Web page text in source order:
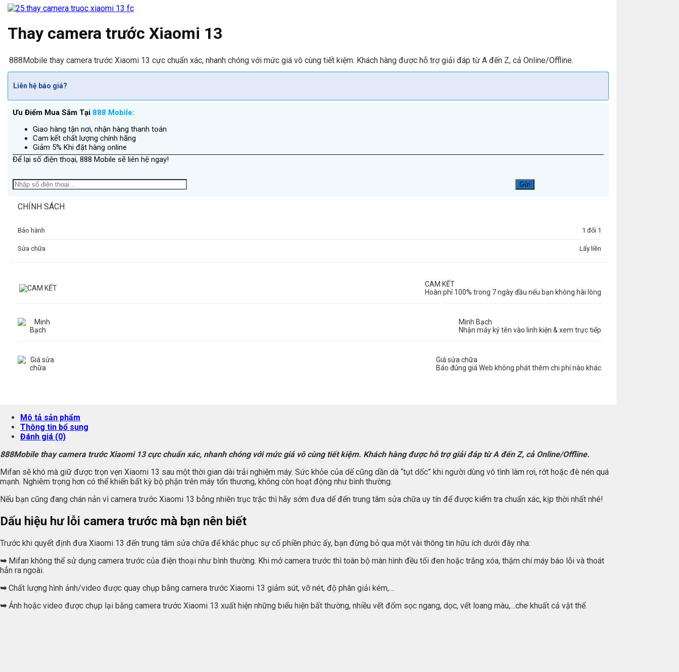
Thay camera trước Xiaomi 13
888Mobile thay camera trước Xiaomi 13 cực chuẩn xác, nhanh chóng với mức giá vô cùng tiết kiệm. Khách hàng được hỗ trợ giải đáp từ A đến Z, cả Online/Offline.
Liên hệ báo giá?
Ưu Điểm Mua Sắm Tại 888 Mobile:
Giao hàng tận nơi, nhận hàng thanh toán
Cam kết chất lượng chính hãng
Giảm 5% Khi đặt hàng online
Để lại số điện thoại, 888 Mobile sẽ liên hệ ngay!
CHÍNH SÁCH
Bảo hành 1 đổi 1
Sửa chữa Lấy liền
CAM KẾT
Hoàn phí 100% trong 7 ngày đầu nếu bạn không hài lòng
Minh Bạch
Nhận máy ký tên vào linh kiện & xem trực tiếp
Giá sửa chữa
Báo đúng giá Web không phát thêm chi phí nào khác
Mô tả sản phẩm
Thông tin bổ sung
Đánh giá (0)
888Mobile thay camera trước Xiaomi 13 cực chuẩn xác, nhanh chóng với mức giá vô cùng tiết kiệm. Khách hàng được hỗ trợ giải đáp từ A đến Z, cả Online/Offline.
Mifan sẽ khó mà giữ được trọn vẹn Xiaomi 13 sau một thời gian dài trải nghiệm máy. Sức khỏe của dế cũng dần dà “tụt dốc” khi người dùng vô tình làm rơi, rớt hoặc đè nén quá
mạnh. Nghiêm trọng hơn có thể khiến bất kỳ bộ phận trên máy tổn thương, không còn hoạt động như bình thường.
Nếu bạn cũng đang chán nản vì camera trước Xiaomi 13 bỗng nhiên trục trặc thì hãy sớm đưa dế đến trung tâm sửa chữa uy tín để được kiểm tra chuẩn xác, kịp thời nhất nhé!
Dấu hiệu hư lỗi camera trước mà bạn nên biết
Trước khi quyết định đưa Xiaomi 13 đến trung tâm sửa chữa để khắc phục sự cố phiền phức ấy, bạn đừng bỏ qua một vài thông tin hữu ích dưới đây nha:
➥Mifan không thể sử dụng camera trước của điện thoại như bình thường. Khi mở camera trước thì toàn bộ màn hình đều tối đen hoặc trắng xóa, thậm chí máy báo lỗi và thoát
hẳn ra ngoài.
➥Chất lượng hình ảnh/video được quay chụp bằng camera trước Xiaomi 13 giảm sút, vỡ nét, độ phân giải kém,…
➥Ảnh hoặc video được chụp lại bằng camera trước Xiaomi 13 xuất hiện những biểu hiện bất thường, nhiều vết đốm sọc ngang, dọc, vết loang màu,…che khuất cả vật thể.